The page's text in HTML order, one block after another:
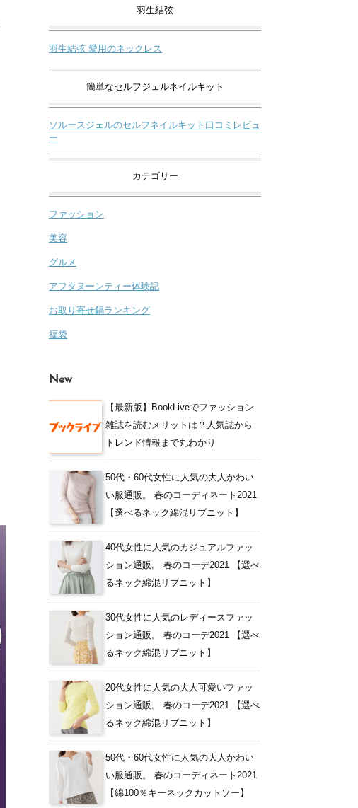
羽生結弦
羽生結弦 愛用のネックレス
簡単なセルフジェルネイルキット
ソルースジェルのセルフネイルキット口コミレビュ
ー
カテゴリー
ファッション
美容
グルメ
アフタヌーンティー体験記
お取り寄せ鍋ランキング
福袋
New
【最新版】BookLiveでファッション
雑誌を読むメリットは？人気誌から
トレンド情報まで丸わかり
50代・60代女性に人気の大人かわい
い服通販。 春のコーディネート2021
【選べるネック綿混リブニット】
40代女性に人気のカジュアルファッ
ション通販。 春のコーデ2021 【選べ
るネック綿混リブニット】
30代女性に人気のレディースファッ
ション通販。 春のコーデ2021 【選べ
るネック綿混リブニット】
20代女性に人気の大人可愛いファッ
ション通販。 春のコーデ2021 【選べ
るネック綿混リブニット】
50代・60代女性に人気の大人かわい
い服通販。 春のコーディネート2021
【綿100％キーネックカットソー】